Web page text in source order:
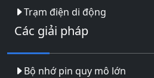
Trạm điện di động
Các giải pháp
Bộ nhớ pin quy mô lớn